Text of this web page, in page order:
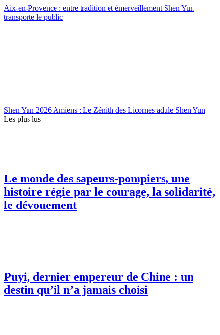
Aix-en-Provence : entre tradition et émerveillement Shen Yun
transporte le public
Shen Yun 2026 Amiens : Le Zénith des Licornes adule Shen Yun
Les plus lus
Le monde des sapeurs-pompiers, une
histoire régie par le courage, la solidarité,
le dévouement
Puyi, dernier empereur de Chine : un
destin qu’il n’a jamais choisi